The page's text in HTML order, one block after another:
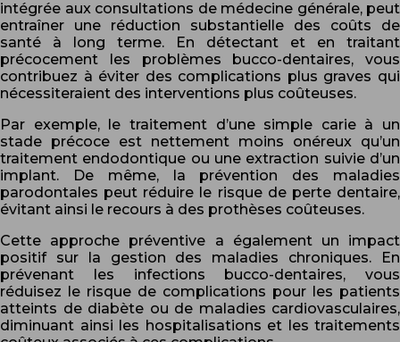
intégrée aux consultations de médecine générale, peut
entraîner une réduction substantielle des coûts de
santé à long terme. En détectant et en traitant
précocement les problèmes bucco-dentaires, vous
contribuez à éviter des complications plus graves qui
nécessiteraient des interventions plus coûteuses.
Par exemple, le traitement d’une simple carie à un
stade précoce est nettement moins onéreux qu’un
traitement endodontique ou une extraction suivie d’un
implant. De même, la prévention des maladies
parodontales peut réduire le risque de perte dentaire,
évitant ainsi le recours à des prothèses coûteuses.
Cette approche préventive a également un impact
positif sur la gestion des maladies chroniques. En
prévenant les infections bucco-dentaires, vous
réduisez le risque de complications pour les patients
atteints de diabète ou de maladies cardiovasculaires,
diminuant ainsi les hospitalisations et les traitements